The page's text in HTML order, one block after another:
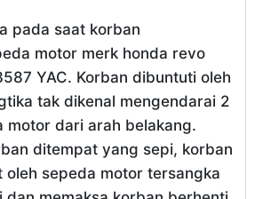
pada saat korban
motor merk honda revo
YAC. Korban dibuntuti oleh
tak dikenal mengendarai 2
motor dari arah belakang.
ditempat yang sepi, korban
oleh sepeda motor tersangka